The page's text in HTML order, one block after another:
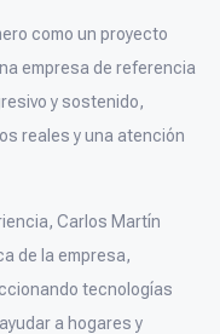
como un proyecto
empresa de referencia
y sostenido,
reales y una atención
Carlos Martín
de la empresa,
tecnologías
a hogares y